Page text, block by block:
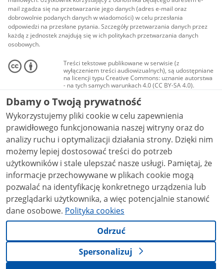
mail zgadza się na przetwarzanie jego danych (adres e-mail oraz
dobrowolnie podanych danych w wiadomości) w celu przesłania
odpowiedzi na przesłane pytania. Szczegóły przetwarzania danych przez
każdą z jednostek znajdują się w ich politykach przetwarzania danych
osobowych.
Treści tekstowe publikowane w serwisie (z
wyłączeniem treści audiowizualnych), są udostępniane
na licencji typu Creative Commons: uznanie autorstwa
- na tych samych warunkach 4.0 (CC BY-SA 4.0).
Materiały audiowizualne, w tym zdjęcia, materiały
audio i wideo, są udostępniane na licencji typu
Creative Commons: uznanie autorstwa użycie
niekomercyjne - bez utworów zależnych 4.0 (CC BY-
NC-ND 4.0), o ile nie jest to stwierdzone inaczej.
Dbamy o Twoją prywatność
Wykorzystujemy pliki cookie w celu zapewnienia
prawidłowego funkcjonowania naszej witryny oraz do
analizy ruchu i optymalizacji działania strony. Dzięki nim
możemy lepiej dostosować treści do potrzeb
użytkowników i stale ulepszać nasze usługi. Pamiętaj, że
informacje przechowywane w plikach cookie mogą
pozwalać na identyfikację konkretnego urządzenia lub
przeglądarki użytkownika, a więc potencjalnie stanowić
dane osobowe. Polityka cookies
Odrzuć
Spersonalizuj